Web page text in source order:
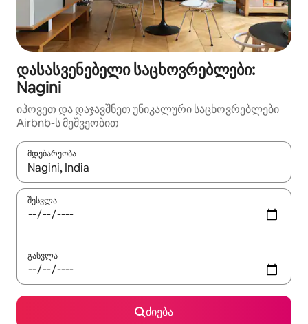
დასასვენებელი საცხოვრებლები:
Nagini
იპოვეთ და დაჯავშნეთ უნიკალური საცხოვრებლები
Airbnb-ს მეშვეობით
მდებარეობა
როცა შედეგები ხელმისაწვდომი გახდება, ნავიგაციისთვის
შესვლა
გასვლა
ძიება